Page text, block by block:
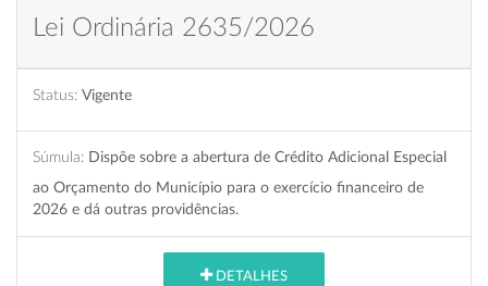
Lei Ordinária 2635/2026
Status: Vigente
Súmula: Dispõe sobre a abertura de Crédito Adicional Especial
ao Orçamento do Município para o exercício financeiro de
2026 e dá outras providências.
DETALHES